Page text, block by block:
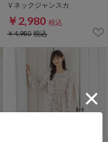
Ｖネックジャンスカ
￥2,980 税込
￥4,980税込